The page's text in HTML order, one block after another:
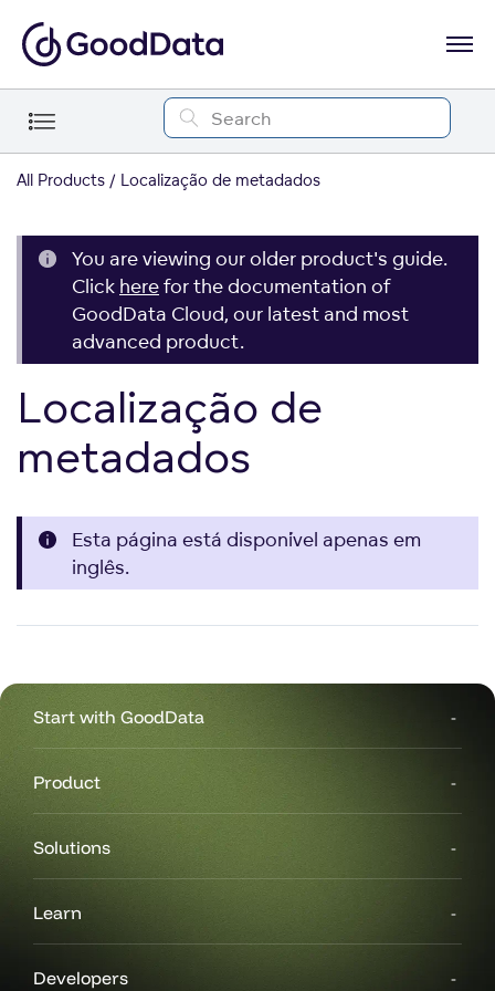
All Products Localização de metadados
You are viewing our older product's guide.
Click herefor the documentation of
GoodData Cloud, our latest and most
advanced product.
Localização de
metadados
Esta página está disponível apenas em
inglês.
Start with GoodData
Product
Solutions
Learn
Developers